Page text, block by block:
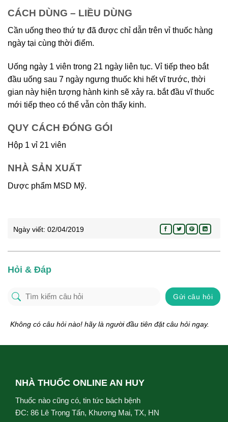
CÁCH DÙNG – LIỀU DÙNG
Cần uống theo thứ tự đã được chỉ dẫn trên vỉ thuốc hàng
ngày tại cùng thời điểm.
Uống ngày 1 viên trong 21 ngày liên tục. Vỉ tiếp theo bắt
đầu uống sau 7 ngày ngưng thuốc khi hết vĩ trước, thời
gian này hiện tượng hành kinh sẽ xảy ra. bắt đầu vĩ thuốc
mới tiếp theo có thể vẫn còn thấy kinh.
QUY CÁCH ĐÓNG GÓI
Hộp 1 vỉ 21 viên
NHÀ SẢN XUẤT
Dược phẩm MSD Mỹ.
Ngày viết: 02/04/2019
Hỏi & Đáp
Gửi câu hỏi
Không có câu hỏi nào! hãy là người đầu tiên đặt câu hỏi ngay.
NHÀ THUỐC ONLINE AN HUY
Thuốc nào cũng có, tin tức bách bệnh
ĐC: 86 Lê Trọng Tấn, Khương Mai, TX, HN